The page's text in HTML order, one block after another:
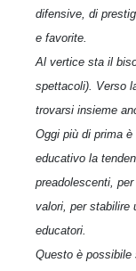
difensive, di
e favorite.
Al vertice sta il
spettacoli). Verso
trovarsi insieme
Oggi più di prima
educativo la
preadolescenti,
valori, per stabilire
educatori.
Questo è possibile